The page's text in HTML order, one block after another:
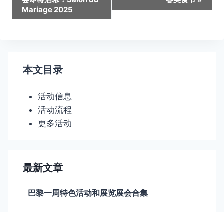
动
导
Mariage 2025
本文目录
活动信息
活动流程
更多活动
最新文章
巴黎一周特色活动和展览展会合集